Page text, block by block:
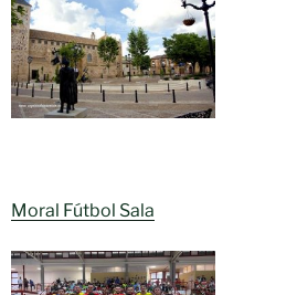
Moral Fútbol Sala